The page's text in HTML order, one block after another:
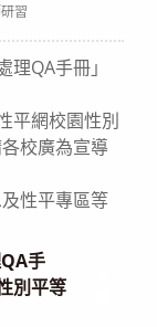
習
QA手冊」
平網校園性別
校廣為宣導
性平專區等
手
別平等